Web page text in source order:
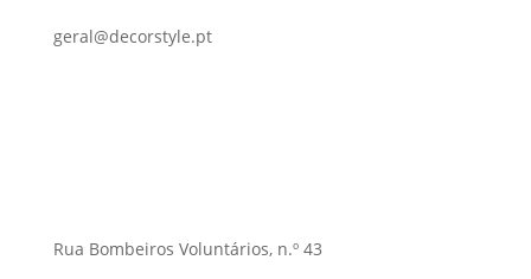
geral@decorstyle.pt
Rua Bombeiros Voluntários, n.º 43